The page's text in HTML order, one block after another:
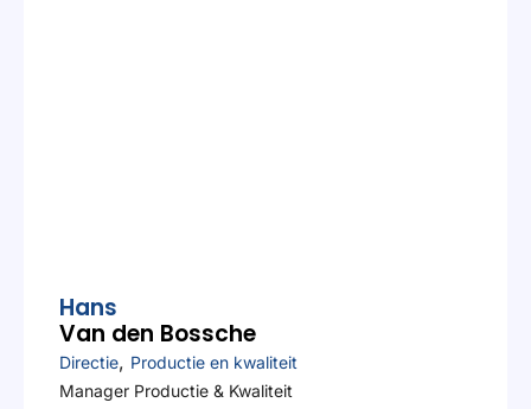
Hans
Van den Bossche
Directie, Productie en kwaliteit
Manager Productie & Kwaliteit